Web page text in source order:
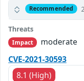
Recommended
Threats
Impact
moderate
CVE-2021-30593
8.1 (High)